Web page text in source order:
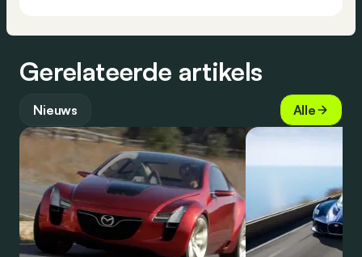
Gerelateerde artikels
Nieuws Alle